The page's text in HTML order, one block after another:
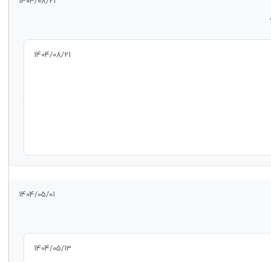
1404/08/21
1404/05/01
1404/05/13